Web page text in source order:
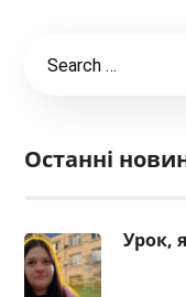
Останні
Урок,